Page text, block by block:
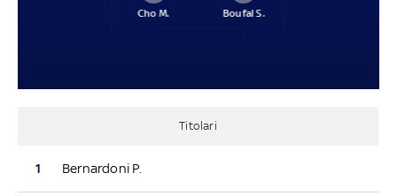
Cho M.
Boufal S.
Titolari
1 Bernardoni P.